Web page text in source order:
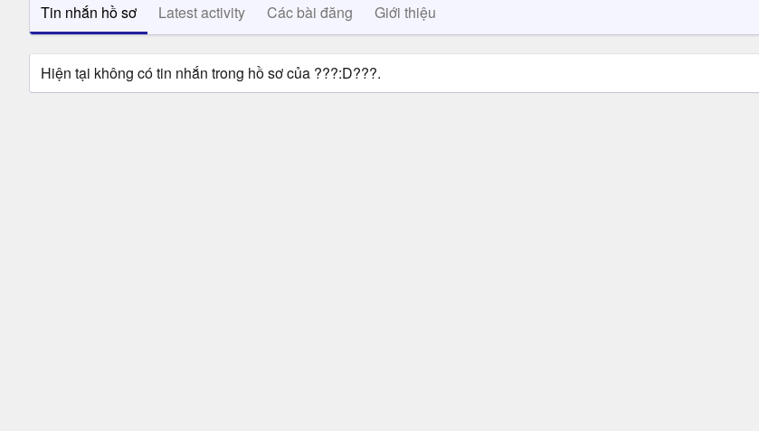
Tin nhắn hồ sơ Latest activity Các bài đăng Giới thiệu
Hiện tại không có tin nhắn trong hồ sơ của ???:D???.